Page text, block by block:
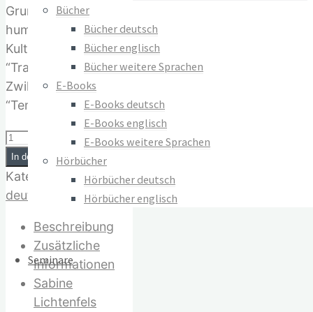
Bücher
Bücher deutsch
Bücher englisch
Bücher weitere Sprachen
E-Books
E-Books deutsch
E-Books englisch
E-Books weitere Sprachen
Hörbücher
Hörbücher deutsch
Hörbücher englisch
Seminare
Grundlage einer
humanen
Kulturbildung dienen.
“Traumsteine” ist das
Zwillingsbuch zu
“Tempel der Liebe”.
Traumsteine
Menge
In den Warenkorb
Kategorie:
Bücher in
deutscher Sprache
Beschreibung
Zusätzliche
Informationen
Sabine
Lichtenfels
Widerrufsrecht
Datenschutz
© 2023–2026 Verlag Meiga